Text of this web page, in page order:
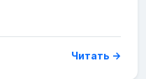
Читать →